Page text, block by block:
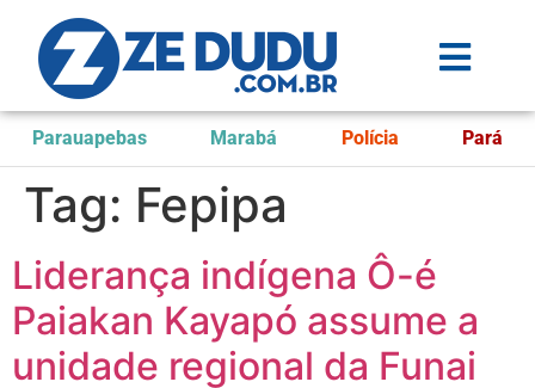
Parauapebas Marabá Polícia Pará
Tag: Fepipa
Liderança indígena Ô-é
Paiakan Kayapó assume a
unidade regional da Funai